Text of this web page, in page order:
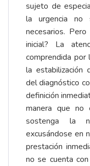
sujeto de
la urgencia no
necesarios.
inicial? La
comprendida por
la estabilización
del diagnóstico
definición
manera que no
sostenga la
excusándose en
prestación
no se cuenta